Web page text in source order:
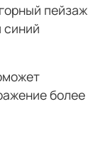
пейзаж
синий
более